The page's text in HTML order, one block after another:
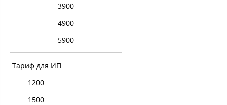
3900
4900
5900
Тариф для ИП
1200
1500